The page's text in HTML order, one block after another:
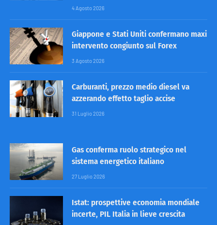
4 Agosto 2026
Giappone e Stati Uniti confermano maxi
intervento congiunto sul Forex
3 Agosto 2026
Carburanti, prezzo medio diesel va
azzerando effetto taglio accise
31 Luglio 2026
Gas conferma ruolo strategico nel
sistema energetico italiano
27 Luglio 2026
Istat: prospettive economia mondiale
incerte, PIL Italia in lieve crescita